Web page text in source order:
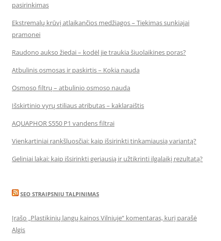
pasirinkimas
Ekstremalų krūvį atlaikančios medžiagos – Tiekimas sunkiajai
pramonei
Raudono aukso žiedai – kodėl jie traukia šiuolaikines poras?
Atbulinis osmosas ir paskirtis – Kokia nauda
Osmoso filtrų – atbulinio osmoso nauda
Išskirtinio vyrų stiliaus atributas – kaklaraištis
AQUAPHOR S550 P1 vandens filtrai
Vienkartiniai rankšluosčiai: kaip išsirinkti tinkamiausią variantą?
Geliniai lakai: kaip išsirinkti geriausią ir užtikrinti ilgalaikį rezultatą?
SEO STRAIPSNIU TALPINIMAS
Įrašo „Plastikinių langų kainos Vilniuje“ komentaras, kurį parašė
Algis